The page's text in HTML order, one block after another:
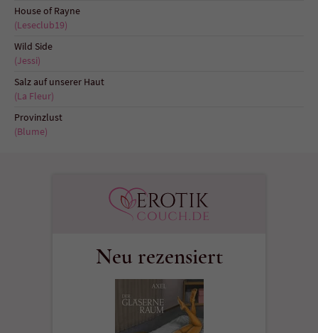
House of Rayne
(Leseclub19)
Wild Side
(Jessi)
Salz auf unserer Haut
(La Fleur)
Provinzlust
(Blume)
Neu rezensiert